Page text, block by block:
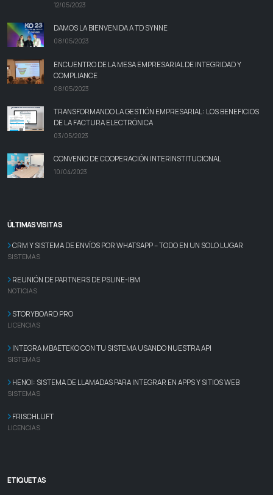
12/05/2023
DAMOS LA BIENVENIDA A TD SYNNE
08/05/2023
ENCUENTRO DE LA MESA EMPRESARIAL DE INTEGRIDAD Y
COMPLIANCE
08/05/2023
TRANSFORMANDO LA GESTIÓN EMPRESARIAL: LOS BENEFICIOS
DE LA FACTURA ELECTRÓNICA
03/05/2023
CONVENIO DE COOPERACIÓN INTERINSTITUCIONAL
10/04/2023
ÚLTIMAS VISITAS
CRM Y SISTEMA DE ENVÍOS POR WHATSAPP – TODO EN UN SOLO LUGAR
SISTEMAS
REUNIÓN DE PARTNERS DE PSLINE-IBM
NOTICIAS
STORYBOARD PRO
LICENCIAS
INTEGRA MBAETEKO CON TU SISTEMA USANDO NUESTRA API
SISTEMAS
HENOI: SISTEMA DE LLAMADAS PARA INTEGRAR EN APPS Y SITIOS WEB
SISTEMAS
FRISCHLUFT
LICENCIAS
ETIQUETAS